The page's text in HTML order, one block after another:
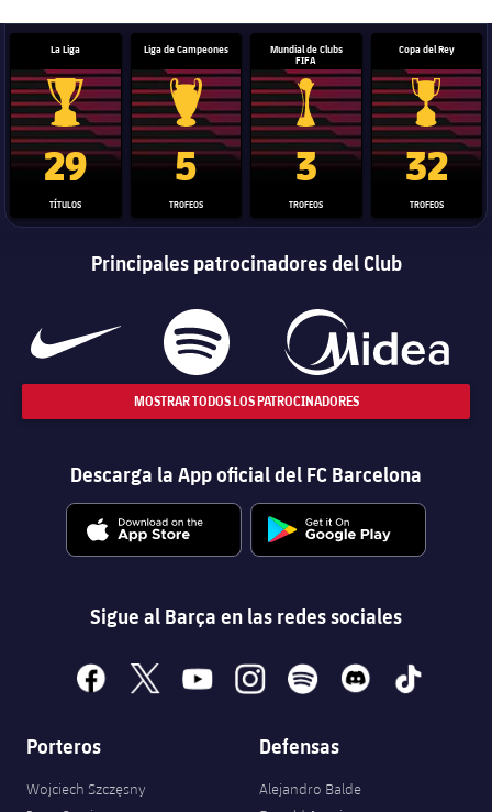
La Liga
Trofeo de La Liga
29
TÍTULOS
Liga de Campeones
Trofeo de la Liga de Campeones
5
TROFEOS
Mundial de Clubs
FIFA
Trofeo del Mundial de
3
TROFEOS
Copa del Rey
Copa del
32
TROFEOS
Principales patrocinadores del Club
MOSTRAR TODOS LOS PATROCINADORES
Descarga la App oficial del FC Barcelona
Sigue al Barça en las redes sociales
facebook
x youtubeinstagramspotify discord tiktok
Porteros
Wojciech Szczęsny
Defensas
Alejandro Balde